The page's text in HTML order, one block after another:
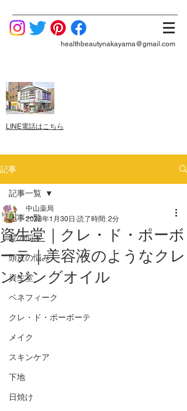
healthbeautynakayama@gmail.com
LINE電話はこちら
記事
記事一覧
髪の悩み
頭皮の悩み
資生堂
ベネフィーク
クレ・ド・ポーボーテ
メイク
スキンケア
下地
日焼け
記事一覧
資生堂｜クレ・ド・ポーボ
ーテ｜美容液のようなクレ
ンジングオイル
中山薬局
2023年1月30日 読了時間: 2分